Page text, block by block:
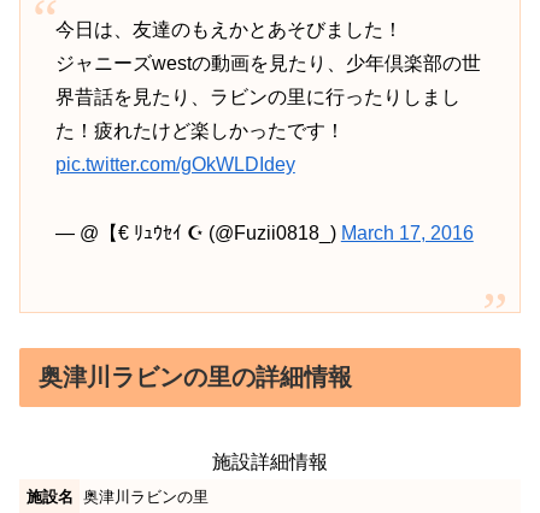
今日は、友達のもえかとあそびました！
ジャニーズwestの動画を見たり、少年倶楽部の世
界昔話を見たり、ラビンの里に行ったりしまし
た！疲れたけど楽しかったです！
pic.twitter.com/gOkWLDIdey
— @【€ ﾘｭｳｾｲ ☪︎ (@Fuzii0818_) March 17, 2016
奥津川ラビンの里の詳細情報
施設詳細情報
施設名 奥津川ラビンの里